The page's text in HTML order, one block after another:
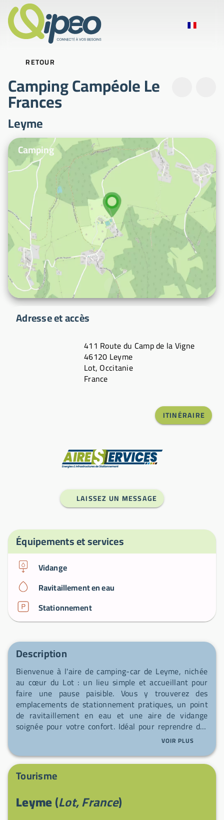
RETOUR
Camping Campéole Le
Frances
Leyme
Photos d'illustration
Camping
Adresse et accès
411 Route du Camp de la Vigne
46120 Leyme
Lot, Occitanie
France
ITINÉRAIRE
LAISSEZ UN MESSAGE
Équipements et services
Vidange
Ravitaillement en eau
Stationnement
Description
Bienvenue à l'aire de camping-car de Leyme, nichée
au cœur du Lot : un lieu simple et accueillant pour
faire une pause paisible. Vous y trouverez des
emplacements de stationnement pratiques, un point
de ravitaillement en eau et une aire de vidange
soignée pour votre confort. Idéal pour reprendre des
forces avant de partir explorer les paysages et villages
VOIR PLUS
Tourisme
Leyme(Lot, France)